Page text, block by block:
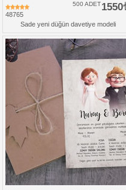
48765
1550
500 ADET
Sade yeni düğün davetiye modeli